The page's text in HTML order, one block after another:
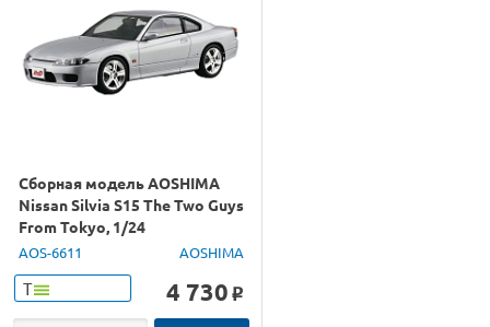
Сборная модель AOSHIMA
Nissan Silvia S15 The Two Guys
From Tokyo, 1/24
AOS-6611 AOSHIMA
Т 4 730 o